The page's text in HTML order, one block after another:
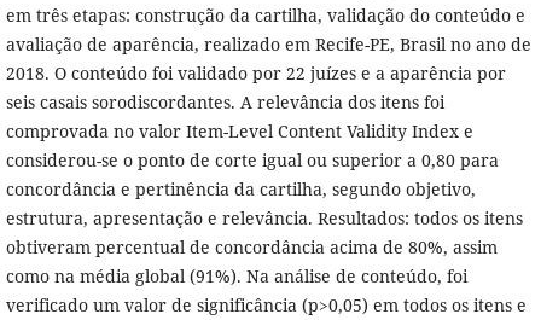
em três etapas: construção da cartilha, validação do conteúdo e
avaliação de aparência, realizado em Recife-PE, Brasil no ano de
2018. O conteúdo foi validado por 22 juízes e a aparência por
seis casais sorodiscordantes. A relevância dos itens foi
comprovada no valor Item-Level Content Validity Index e
considerou-se o ponto de corte igual ou superior a 0,80 para
concordância e pertinência da cartilha, segundo objetivo,
estrutura, apresentação e relevância. Resultados: todos os itens
obtiveram percentual de concordância acima de 80%, assim
como na média global (91%). Na análise de conteúdo, foi
verificado um valor de significância (p>0,05) em todos os itens e